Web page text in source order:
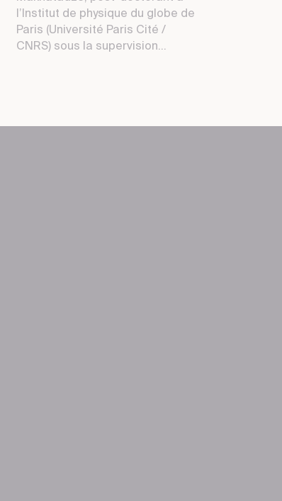
l’Institut de physique du globe de
Paris (Université Paris Cité /
CNRS) sous la supervision...